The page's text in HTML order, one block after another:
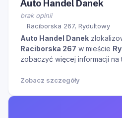
Auto Handel Danek
brak opinii
Raciborska 267, Rydułtowy
Auto Handel Danek
Raciborska 267 w mieście
zobaczyć więcej informacji na
Zobacz szczegóły